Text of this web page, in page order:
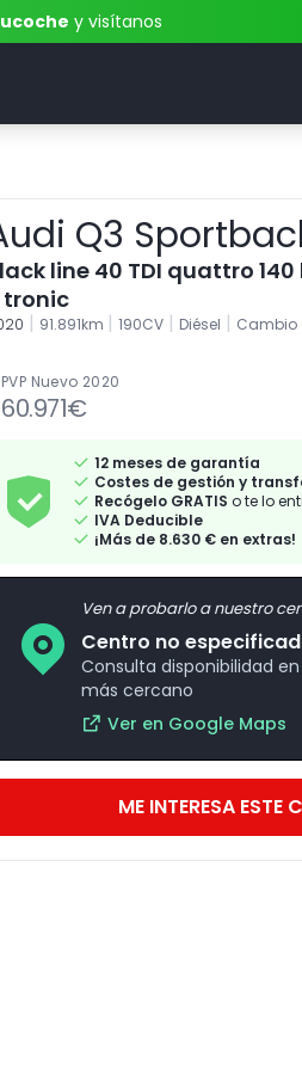
y visítanos
Q3
line 40 TDI quattro 140
tronic
| 91.891km | 190CV | Diésel |
PVP Nuevo 2020
60.971€
12 meses de garantía
Costes de gestión y
Recógelo GRATIS o te lo
IVA Deducible
¡Más de 8.630 € en extras!
Ven a probarlo a nuestro
Centro no
Consulta disponibilidad
más cercano
Ver en Google Maps
ME INTERESA ESTE